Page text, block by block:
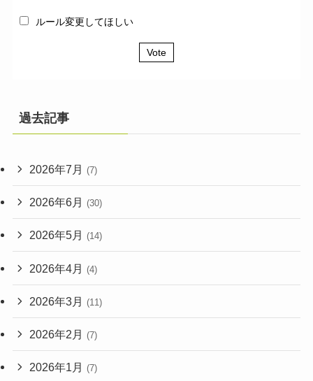
ルール変更してほしい
Vote
過去記事
2026年7月 (7)
2026年6月 (30)
2026年5月 (14)
2026年4月 (4)
2026年3月 (11)
2026年2月 (7)
2026年1月 (7)